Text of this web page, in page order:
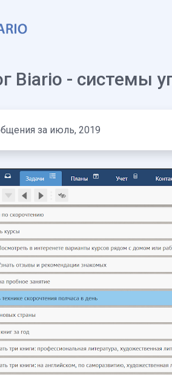
Biario - системы
за июль, 2019